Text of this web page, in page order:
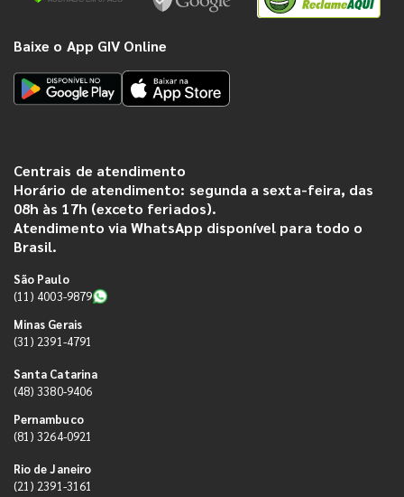
Baixe o App GIV Online
Centrais de atendimento
Horário de atendimento: segunda a sexta-feira, das
08h às 17h (exceto feriados).
Atendimento via WhatsApp disponível para todo o
Brasil.
São Paulo
(11) 4003-9879
Minas Gerais
(31) 2391-4791
Santa Catarina
(48) 3380-9406
Pernambuco
(81) 3264-0921
Rio de Janeiro
(21) 2391-3161